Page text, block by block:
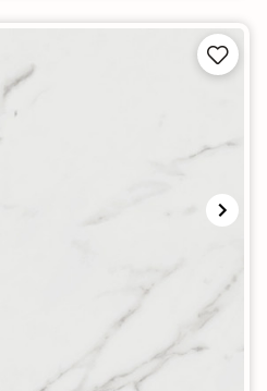

